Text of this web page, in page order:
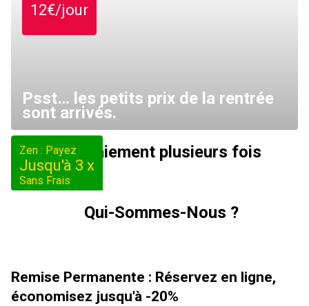
12€/jour
Psst… les petits prix de la rentrée
sont arrivés.
Zen : Payez
Jusqu'à 3 x
Sans Frais
Paiement plusieurs fois
Qui-Sommes-Nous ?
Remise Permanente : Réservez en ligne,
économisez jusqu'à -20%